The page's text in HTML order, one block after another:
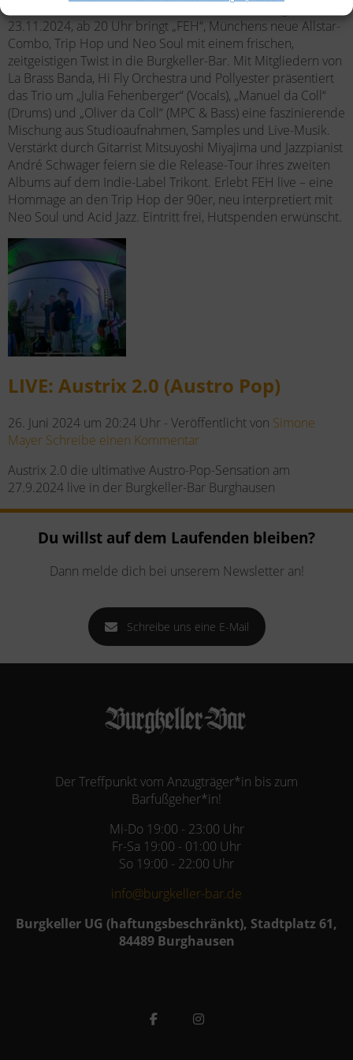
23.11.2024, ab 20 Uhr bringt „FEH“, Münchens neue Allstar-
Combo, Trip Hop und Neo Soul mit einem frischen,
zeitgeistigen Twist in die Burgkeller-Bar. Mit Mitgliedern von
La Brass Banda, Hi Fly Orchestra und Pollyester präsentiert
das Trio um „Julia Fehenberger“ (Vocals), „Manuel da Coll“
(Drums) und „Oliver da Coll“ (MPC & Bass) eine faszinierende
Mischung aus Studioaufnahmen, Samples und Live-Musik.
Verstärkt durch Gitarrist Mitsuyoshi Miyajima und Jazzpianist
André Schwager feiern sie die Release-Tour ihres zweiten
Albums auf dem Indie-Label Trikont. Erlebt FEH live – eine
Hommage an den Trip Hop der 90er, neu interpretiert mit
Neo Soul und Acid Jazz. Eintritt frei, Hutspenden erwünscht.
LIVE: Austrix 2.0 (Austro Pop)
26. Juni 2024 um 20:24 Uhr - Veröffentlicht von Simone
Mayer Schreibe einen Kommentar
Austrix 2.0 die ultimative Austro-Pop-Sensation am
27.9.2024 live in der Burgkeller-Bar Burghausen
Du willst auf dem Laufenden bleiben?
Dann melde dich bei unserem Newsletter an!
Schreibe uns eine E-Mail
Der Treffpunkt vom Anzugträger*in bis zum
Barfußgeher*in!
Mi-Do 19:00 - 23:00 Uhr
Fr-Sa 19:00 - 01:00 Uhr
So 19:00 - 22:00 Uhr
info@burgkeller-bar.de
Burgkeller UG (haftungsbeschränkt), Stadtplatz 61,
84489 Burghausen